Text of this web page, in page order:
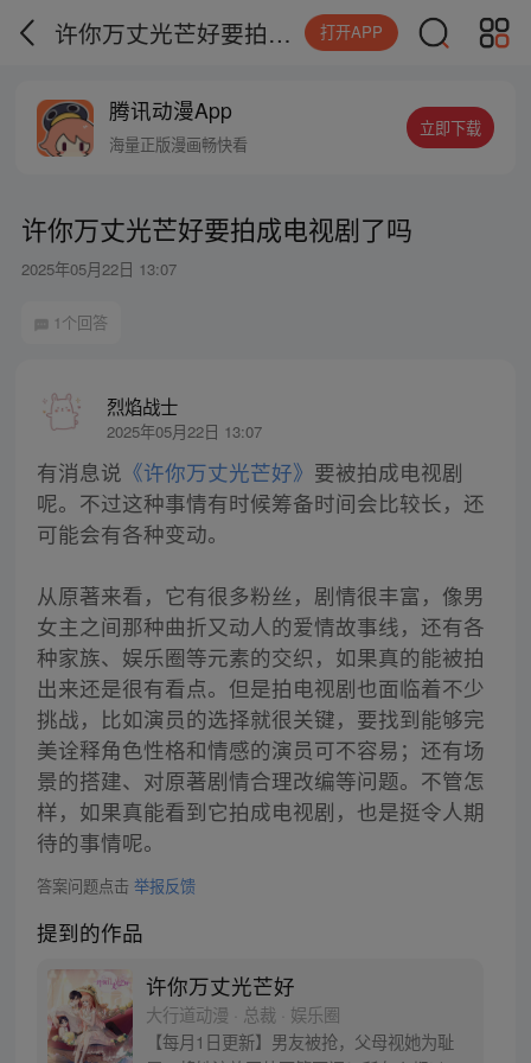
许你万丈光芒好要拍成电视剧了吗 打开APP
腾讯动漫App
海量正版漫画畅快看
立即下载
许你万丈光芒好要拍成电视剧了吗
2025年05月22日 13:07
1个回答
烈焰战士
2025年05月22日 13:07
有消息说 《许你万丈光芒好》 要被拍成电视剧
呢。不过这种事情有时候筹备时间会比较长，还
可能会有各种变动。
从原著来看，它有很多粉丝，剧情很丰富，像男
女主之间那种曲折又动人的爱情故事线，还有各
种家族、娱乐圈等元素的交织，如果真的能被拍
出来还是很有看点。但是拍电视剧也面临着不少
挑战，比如演员的选择就很关键，要找到能够完
美诠释角色性格和情感的演员可不容易；还有场
景的搭建、对原著剧情合理改编等问题。不管怎
样，如果真能看到它拍成电视剧，也是挺令人期
待的事情呢。
答案问题点击 举报反馈
提到的作品
许你万丈光芒好
大行道动漫 · 总裁 · 娱乐圈
【每月1日更新】男友被抢，父母视她为耻